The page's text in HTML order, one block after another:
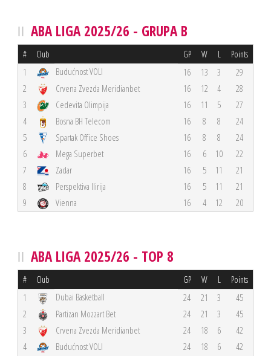
ABA LIGA 2025/26 - GRUPA B
# Club GP W L Points
1 Budućnost VOLI 16 13 3
29
2
Crvena Zvezda Meridianbet 16 12 4
28
3
Cedevita Olimpija 16 11 5
27
4
Bosna BH Telecom 16 8 8
24
5
Spartak Office Shoes 16 8 8
24
6
Mega Superbet 16 6 10
22
7
Zadar 16 5 11
21
8
Perspektiva Ilirija 16 5 11
21
9
Vienna 16 4 12 20
ABA LIGA 2025/26 - TOP 8
# Club GP W L Points
1 Dubai Basketball 24 21 3
45
2
Partizan Mozzart Bet 24 21 3
45
3
Crvena Zvezda Meridianbet 24 18 6
42
4
Budućnost VOLI 24 18 6
42